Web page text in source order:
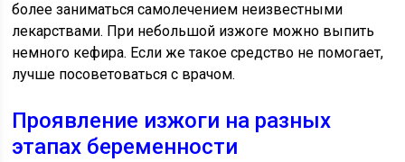
более заниматься самолечением неизвестными
лекарствами. При небольшой изжоге можно выпить
немного кефира. Если же такое средство не помогает,
лучше посоветоваться с врачом.
Проявление изжоги на разных
этапах беременности